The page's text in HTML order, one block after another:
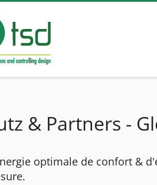
& Partners -
optimale de confort &